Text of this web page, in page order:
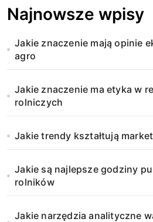
Najnowsze wpisy
Jakie znaczenie mają opinie
agro
Jakie znaczenie ma etyka w
rolniczych
Jakie trendy kształtują
Jakie są najlepsze godziny
rolników
Jakie narzędzia analityczne